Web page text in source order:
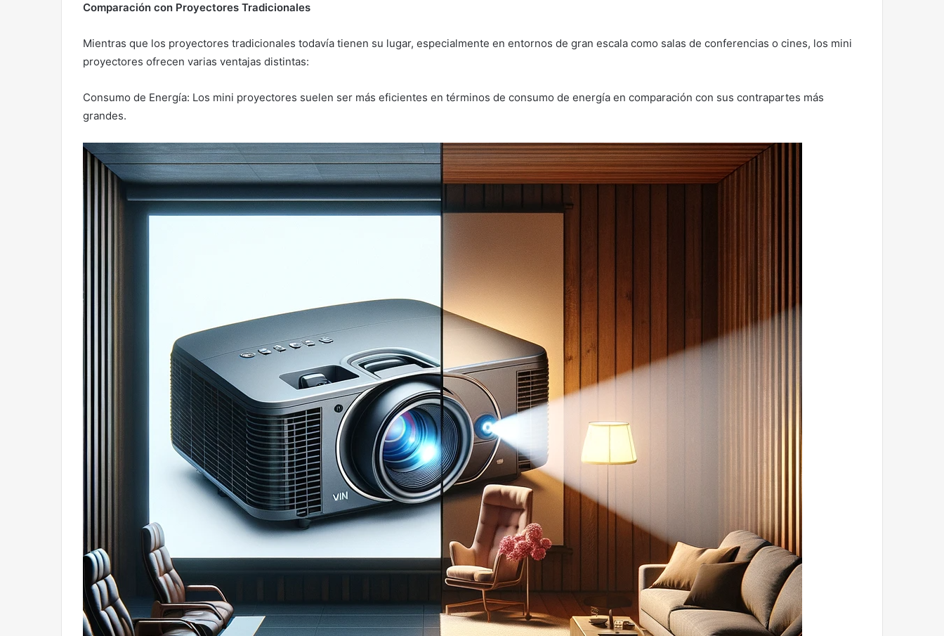
Comparación con Proyectores Tradicionales
Mientras que los proyectores tradicionales todavía tienen su lugar, especialmente en entornos de gran escala como salas de conferencias o cines, los mini
proyectores ofrecen varias ventajas distintas:
Consumo de Energía: Los mini proyectores suelen ser más eficientes en términos de consumo de energía en comparación con sus contrapartes más
grandes.